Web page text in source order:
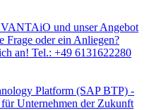
VANTAiO und unser Angebot
Frage oder ein Anliegen?
an! Tel.: +49 6131622280
Platform (SAP BTP) -
Unternehmen der Zukunft